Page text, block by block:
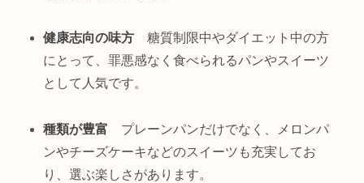
健康志向の味方糖質制限中やダイエット中の方
にとって、罪悪感なく食べられるパンやスイーツ
として人気です。
種類が豊富 プレーンパンだけでなく、メロンパ
ンやチーズケーキなどのスイーツも充実してお
り、選ぶ楽しさがあります。